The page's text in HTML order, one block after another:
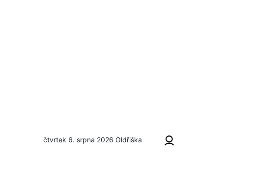
čtvrtek 6. srpna 2026 Oldřiška